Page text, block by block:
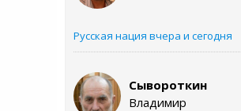
Русская нация вчера и сегодня
Сывороткин
Владимир